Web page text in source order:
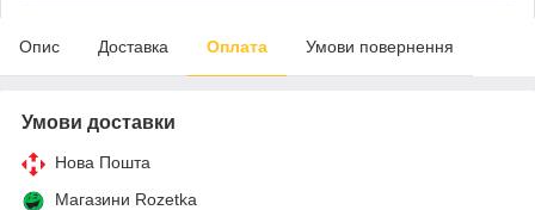
Опис Доставка Оплата Умови повернення
Умови доставки
Нова Пошта
Магазини Rozetka